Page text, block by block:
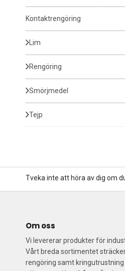
Kontaktrengöring
Lim
Rengöring
Smörjmedel
Tejp
Tveka inte att höra av dig om
Om oss
Vi levererar produkter för
Vårt breda sortimentet
rengöring samt